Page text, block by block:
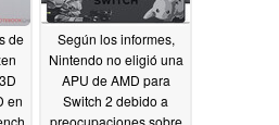
de
en
Según los informes,
Nintendo no eligió una
APU de AMD para
Switch 2 debido a